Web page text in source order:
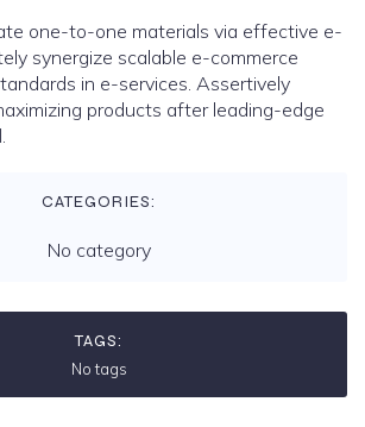
one-to-one materials via effective e-
synergize scalable e-commerce
in e-services. Assertively
products after leading-edge
CATEGORIES:
No category
TAGS:
No tags